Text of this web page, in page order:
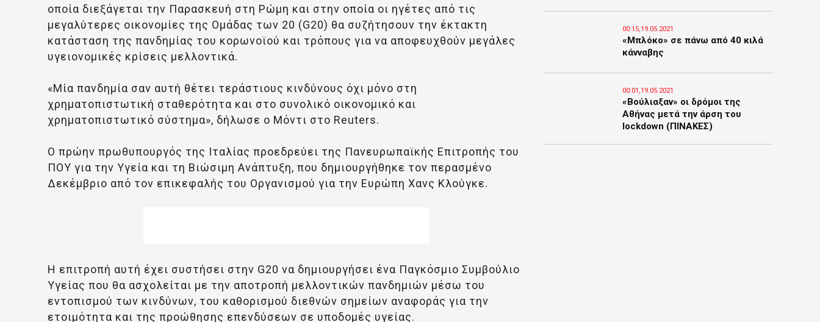
οποία διεξάγεται την Παρασκευή στη Ρώμη και στην οποία οι ηγέτες από τις
μεγαλύτερες οικονομίες της Ομάδας των 20 (G20) θα συζήτησουν την έκτακτη
κατάσταση της πανδημίας του κορωνοϊού και τρόπους για να αποφευχθούν μεγάλες
υγειονομικές κρίσεις μελλοντικά.
«Μία πανδημία σαν αυτή θέτει τεράστιους κινδύνους όχι μόνο στη
χρηματοπιστωτική σταθερότητα και στο συνολικό οικονομικό και
χρηματοπιστωτικό σύστημα», δήλωσε ο Μόντι στο Reuters.
Ο πρώην πρωθυπουργός της Ιταλίας προεδρεύει της Πανευρωπαϊκής Επιτροπής του
ΠΟΥ για την Υγεία και τη Βιώσιμη Ανάπτυξη, που δημιουργήθηκε τον περασμένο
Δεκέμβριο από τον επικεφαλής του Οργανισμού για την Ευρώπη Χανς Κλούγκε.
Η επιτροπή αυτή έχει συστήσει στην G20 να δημιουργήσει ένα Παγκόσμιο Συμβούλιο
Υγείας που θα ασχολείται με την αποτροπή μελλοντικών πανδημιών μέσω του
εντοπισμού των κινδύνων, του καθορισμού διεθνών σημείων αναφοράς για την
ετοιμότητα και της προώθησης επενδύσεων σε υποδομές υγείας.
00:15,19.05.2021
«Μπλόκο» σε πάνω από 40 κιλά
κάνναβης
00:01,19.05.2021
«Βούλιαξαν» οι δρόμοι της
Αθήνας μετά την άρση του
lockdown (ΠΙΝΑΚΕΣ)